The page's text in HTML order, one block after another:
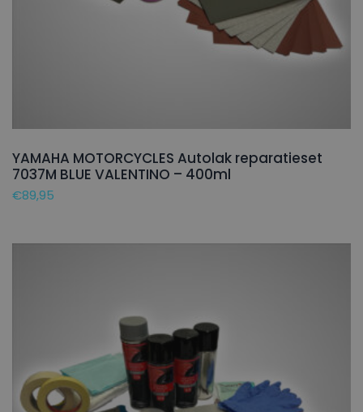
YAMAHA MOTORCYCLES Autolak reparatieset
7037M BLUE VALENTINO – 400ml
€89,95